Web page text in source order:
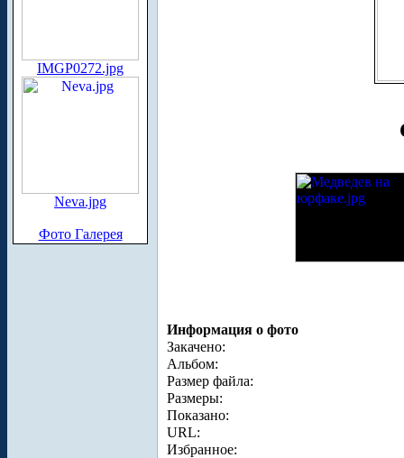
IMGP0272.jpg
Neva.jpg
Фото Галерея
Информация о фото
Закачено:
Альбом:
Размер файла:
Размеры:
Показано:
URL:
Избранное: